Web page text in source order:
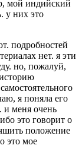
мой индийский
у них это
подробностей
нет. я эти
но, пожалуй,
я поняла его
и меня очень
это говорит о
положение
это мое